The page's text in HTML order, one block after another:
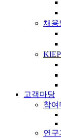
채용
고객마당
참여
연구